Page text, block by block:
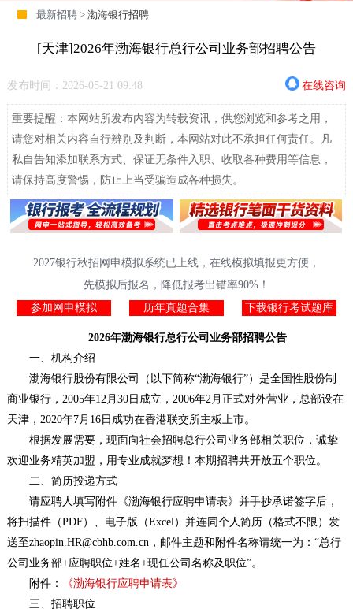
最新招聘 >渤海银行招聘
[天津]2026年渤海银行总行公司业务部招聘公告
发布时间：2026-05-21 09:48 在线咨询
重要提醒：本网站所发布内容为转载资讯，供您浏览和参考之用，
请您对相关内容自行辨别及判断，本网站对此不承担任何责任。凡
私自告知添加联系方式、保证无条件入职、收取各种费用等信息，
请保持高度警惕，防止上当受骗造成各种损失。
2027银行秋招网申模拟系统已上线，在线模拟填报更方便，
先模拟后报名，降低报考出错率90%！
参加网申模拟
历年真题合集 下载银行考试题库
2026年渤海银行总行公司业务部招聘公告
一、机构介绍
渤海银行股份有限公司（以下简称“渤海银行”）是全国性股份制
商业银行，2005年12月30日成立，2006年2月正式对外营业，总部设在
天津，2020年7月16日成功在香港联交所主板上市。
根据发展需要，现面向社会招聘总行公司业务部相关职位，诚挚
欢迎业务精英加盟，用专业成就梦想！本期招聘共开放五个职位。
二、简历投递方式
请应聘人填写附件《渤海银行应聘申请表》并手抄承诺签字后，
将扫描件（PDF）、电子版（Excel）并连同个人简历（格式不限）发
送至zhaopin.HR@cbhb.com.cn，邮件主题和附件名称请统一为：“总行
公司业务部+应聘职位+姓名+现任公司名称及职位”。
附件：
《渤海银行应聘申请表》
三、招聘职位